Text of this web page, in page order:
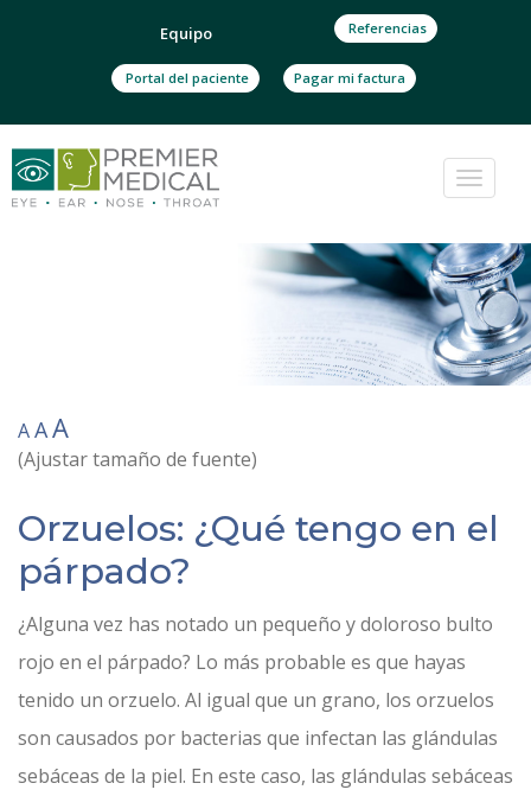
Equipo Referencias
Portal del paciente Pagar mi factura
AAA
(Ajustar tamaño de fuente)
Orzuelos: ¿Qué tengo en el
párpado?
¿Alguna vez has notado un pequeño y doloroso bulto
rojo en el párpado? Lo más probable es que hayas
tenido un orzuelo. Al igual que un grano, los orzuelos
son causados por bacterias que infectan las glándulas
sebáceas de la piel. En este caso, las glándulas sebáceas